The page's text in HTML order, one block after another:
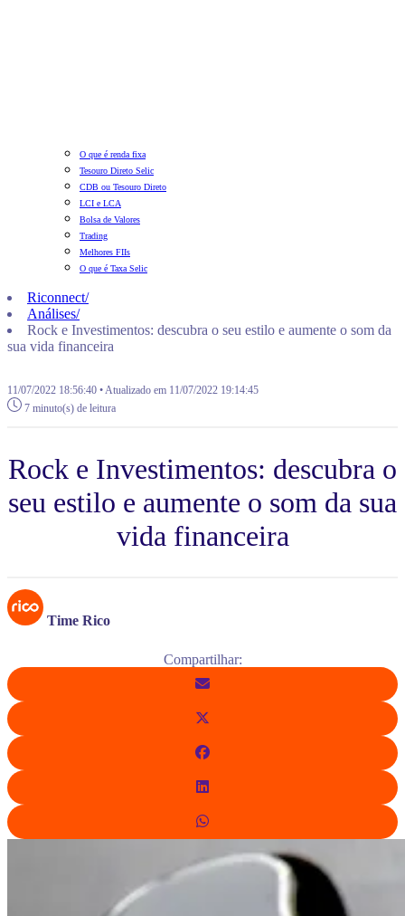
O que é renda fixa
Tesouro Direto Selic
CDB ou Tesouro Direto
LCI e LCA
Bolsa de Valores
Trading
Melhores FIIs
O que é Taxa Selic
Riconnect/
Análises/
Rock e Investimentos: descubra o seu estilo e aumente o som da
sua vida financeira
11/07/2022 18:56:40 • Atualizado em 11/07/2022 19:14:45
7 minuto(s) de leitura
Rock e Investimentos: descubra o
seu estilo e aumente o som da sua
vida financeira
Time Rico
Compartilhar: